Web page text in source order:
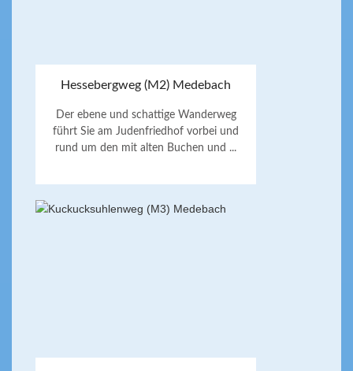
Hessebergweg (M2) Medebach
Der ebene und schattige Wanderweg
führt Sie am Judenfriedhof vorbei und
rund um den mit alten Buchen und ...